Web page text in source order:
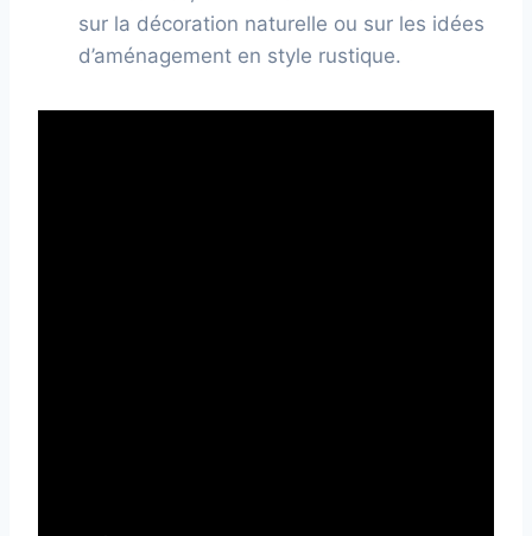
sur la décoration naturelle ou sur les idées
d’aménagement en style rustique.